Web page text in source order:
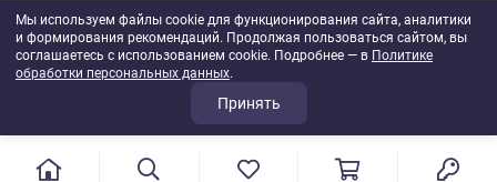
Мы используем файлы cookie для функционирования сайта, аналитики
и формирования рекомендаций. Продолжая пользоваться сайтом, вы
соглашаетесь с использованием cookie. Подробнее — в Политике
обработки персональных данных.
Принять